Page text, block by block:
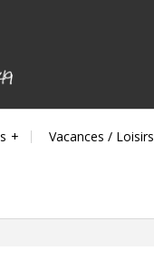
Vacances / Loisirs